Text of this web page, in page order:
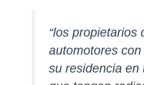
“los propietarios
automotores
su residencia en